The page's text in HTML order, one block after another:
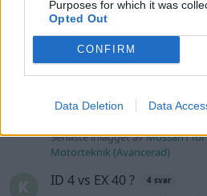
Purposes for which it was
Opted Out
CONFIRM
Data Deletion Data
Renovering av en Honda
VTi
Senaste inlägget av
Nyaste forumtrådarna
Bestyckningsfundering.
förgasare
Senaste inlägget avMossan1
Motorteknik (Avancerad)
ID 4 vs EX 40 ? 4 svar